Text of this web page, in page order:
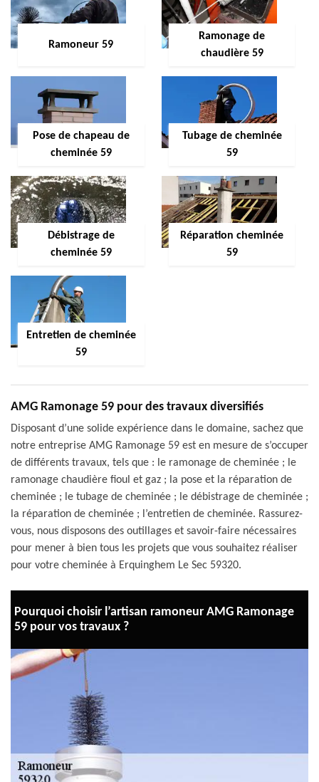
Ramoneur 59
Ramonage de
chaudière 59
Pose de chapeau de
cheminée 59
Tubage de cheminée
59
Débistrage de
cheminée 59
Réparation cheminée
59
Entretien de cheminée
59
AMG Ramonage 59 pour des travaux diversifiés
Disposant d’une solide expérience dans le domaine, sachez que
notre entreprise AMG Ramonage 59 est en mesure de s’occuper
de différents travaux, tels que : le ramonage de cheminée ; le
ramonage chaudière fioul et gaz ; la pose et la réparation de
cheminée ; le tubage de cheminée ; le débistrage de cheminée ;
la réparation de cheminée ; l’entretien de cheminée. Rassurez-
vous, nous disposons des outillages et savoir-faire nécessaires
pour mener à bien tous les projets que vous souhaitez réaliser
pour votre cheminée à Erquinghem Le Sec 59320.
Pourquoi choisir l’artisan ramoneur AMG Ramonage
59 pour vos travaux ?